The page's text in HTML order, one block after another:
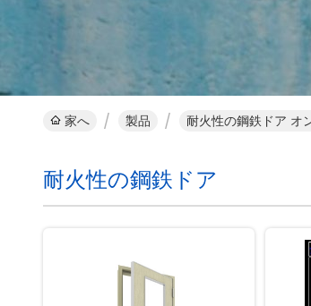
家へ 製品 耐火性の鋼鉄ドア オ
耐火性の鋼鉄ドア